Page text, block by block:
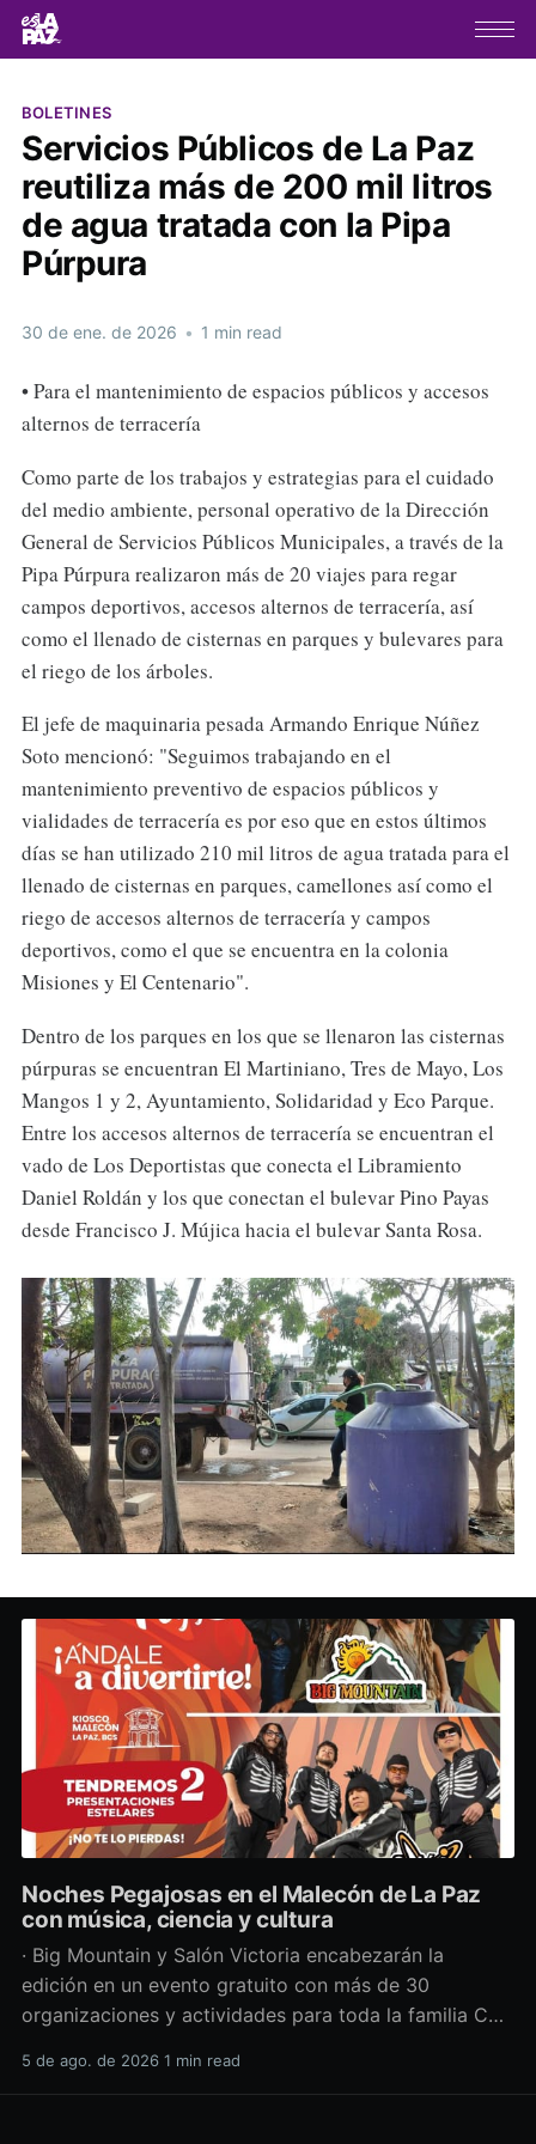
BOLETINES
Servicios Públicos de La Paz
reutiliza más de 200 mil litros
de agua tratada con la Pipa
Púrpura
30 de ene. de 2026 • 1 min read
• Para el mantenimiento de espacios públicos y accesos
alternos de terracería
Como parte de los trabajos y estrategias para el cuidado
del medio ambiente, personal operativo de la Dirección
General de Servicios Públicos Municipales, a través de la
Pipa Púrpura realizaron más de 20 viajes para regar
campos deportivos, accesos alternos de terracería, así
como el llenado de cisternas en parques y bulevares para
el riego de los árboles.
El jefe de maquinaria pesada Armando Enrique Núñez
Soto mencionó: "Seguimos trabajando en el
mantenimiento preventivo de espacios públicos y
vialidades de terracería es por eso que en estos últimos
días se han utilizado 210 mil litros de agua tratada para el
llenado de cisternas en parques, camellones así como el
riego de accesos alternos de terracería y campos
deportivos, como el que se encuentra en la colonia
Misiones y El Centenario".
Dentro de los parques en los que se llenaron las cisternas
púrpuras se encuentran El Martiniano, Tres de Mayo, Los
Mangos 1 y 2, Ayuntamiento, Solidaridad y Eco Parque.
Entre los accesos alternos de terracería se encuentran el
vado de Los Deportistas que conecta el Libramiento
Daniel Roldán y los que conectan el bulevar Pino Payas
desde Francisco J. Mújica hacia el bulevar Santa Rosa.
Noches Pegajosas en el Malecón de La Paz
con música, ciencia y cultura
· Big Mountain y Salón Victoria encabezarán la
edición en un evento gratuito con más de 30
organizaciones y actividades para toda la familia Con
divulgación científica y actividades culturales
5 de ago. de 2026 1 min read